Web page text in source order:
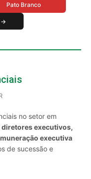
Pato Branco
→
no setor em
diretores executivos,
executiva
de sucessão e